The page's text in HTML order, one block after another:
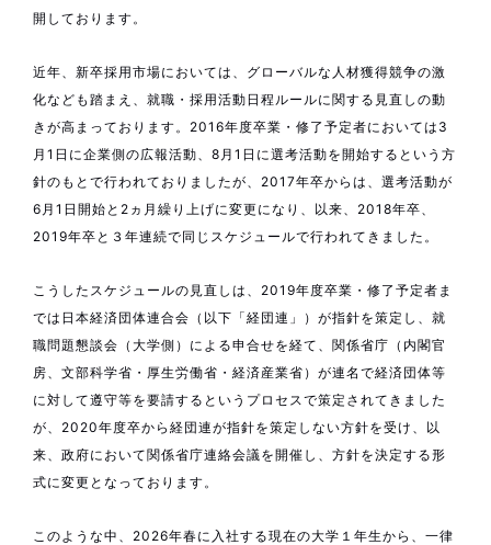
開しております。
近年、新卒採用市場においては、グローバルな人材獲得競争の激
化なども踏まえ、就職・採用活動日程ルールに関する見直しの動
きが高まっております。2016年度卒業・修了予定者においては3
月1日に企業側の広報活動、8月1日に選考活動を開始するという方
針のもとで行われておりましたが、2017年卒からは、選考活動が
6月1日開始と2ヵ月繰り上げに変更になり、以来、2018年卒、
2019年卒と３年連続で同じスケジュールで行われてきました。
こうしたスケジュールの見直しは、2019年度卒業・修了予定者ま
では日本経済団体連合会（以下「経団連」）が指針を策定し、就
職問題懇談会（大学側）による申合せを経て、関係省庁（内閣官
房、文部科学省・厚生労働省・経済産業省）が連名で経済団体等
に対して遵守等を要請するというプロセスで策定されてきました
が、2020年度卒から経団連が指針を策定しない方針を受け、以
来、政府において関係省庁連絡会議を開催し、方針を決定する形
式に変更となっております。
このような中、2026年春に入社する現在の大学１年生から、一律